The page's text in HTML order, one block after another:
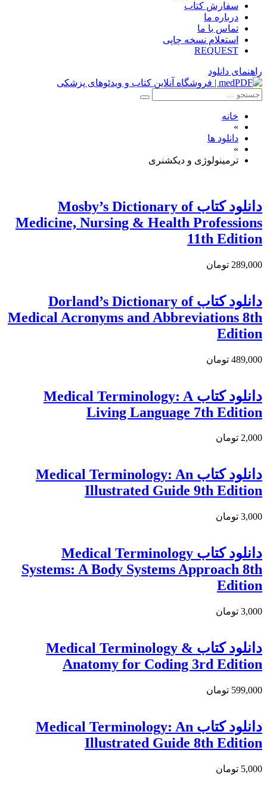
سفارش کتاب
درباره ما
تماس با ما
استعلام نسخه چاپی
REQUEST
راهنمای دانلود
خانه
»
دانلود ها
»
ترمینولوژی و دیکشنری
دانلود کتاب Mosby’s Dictionary of
Medicine, Nursing & Health Professions
11th Edition
289,000 تومان
دانلود کتاب Dorland’s Dictionary of
Medical Acronyms and Abbreviations 8th
Edition
489,000 تومان
دانلود کتاب Medical Terminology: A
Living Language 7th Edition
2,000 تومان
دانلود کتاب Medical Terminology: An
Illustrated Guide 9th Edition
3,000 تومان
دانلود کتاب Medical Terminology
Systems: A Body Systems Approach 8th
Edition
3,000 تومان
دانلود کتاب Medical Terminology &
Anatomy for Coding 3rd Edition
599,000 تومان
دانلود کتاب Medical Terminology: An
Illustrated Guide 8th Edition
5,000 تومان